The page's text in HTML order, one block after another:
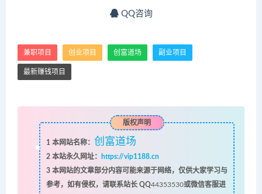
QQ咨询
兼职项目 创业项目 创富道场 副业项目
最新赚钱项目
版权声明
1 本网站名称： 创富道场
2本站永久网址：
https://vip1188.cn
3本网站的文章部分内容可能来源于网络，仅供大家学习与
参考，如有侵权，请联系站长 QQ44353530或微信客服进